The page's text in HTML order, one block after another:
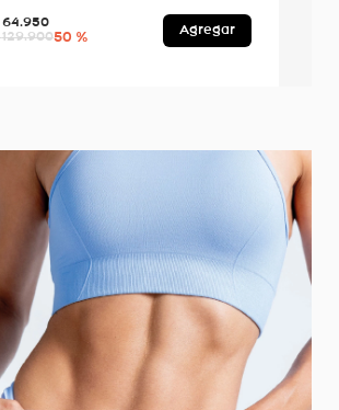
64.950
129.90050 % Agregar